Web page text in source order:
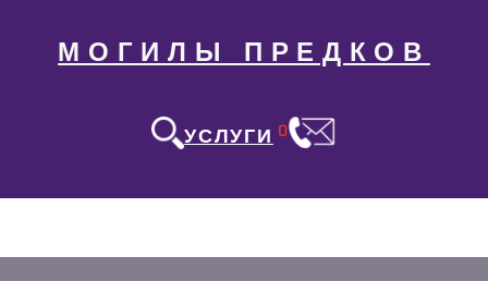
МОГИЛЫ ПРЕДКОВ
УСЛУГИ 0